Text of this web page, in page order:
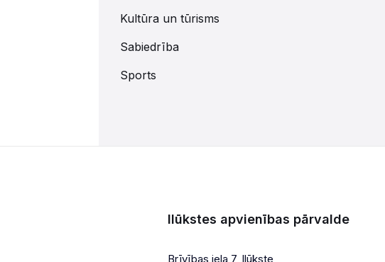
Kultūra un tūrisms
Sabiedrība
Sports
Ilūkstes apvienības pārvalde
Brīvības iela 7, Ilūkste,